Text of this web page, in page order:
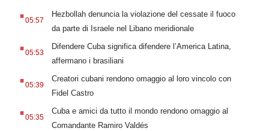
.05:57
Hezbollah denuncia la violazione del cessate il fuoco
da parte di Israele nel Libano meridionale
.05:53
Difendere Cuba significa difendere l’America Latina,
affermano i brasiliani
.05:39
Creatori cubani rendono omaggio al loro vincolo con
Fidel Castro
.05:35
Cuba e amici da tutto il mondo rendono omaggio al
Comandante Ramiro Valdés